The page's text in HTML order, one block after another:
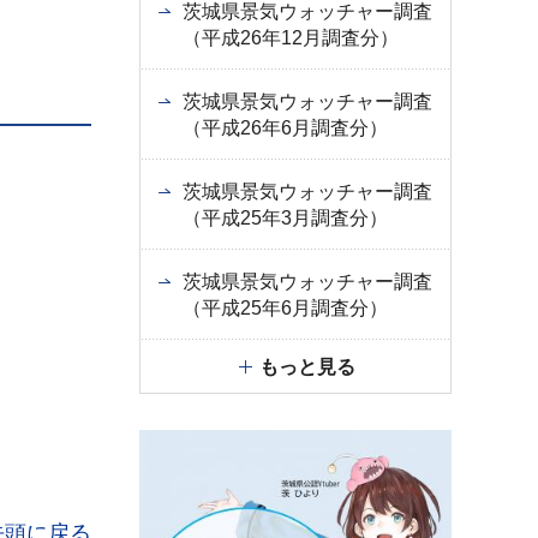
に戻る
茨城県景気ウォッチャー調査
（平成26年12月調査分）
茨城県景気ウォッチャー調査
（平成26年6月調査分）
茨城県景気ウォッチャー調査
（平成25年3月調査分）
茨城県景気ウォッチャー調査
（平成25年6月調査分）
もっと見る